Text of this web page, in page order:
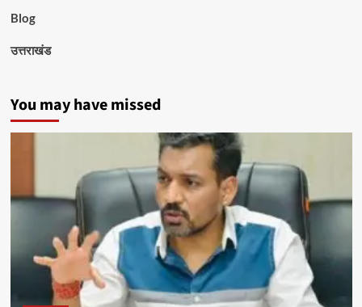
Blog
उत्तराखंड
You may have missed